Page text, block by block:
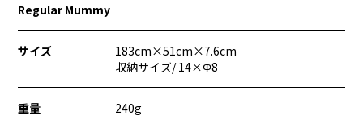
Regular Mummy
サイズ
183cm×51cm×7.6cm
収納サイズ/ 14×Φ8
重量 240g